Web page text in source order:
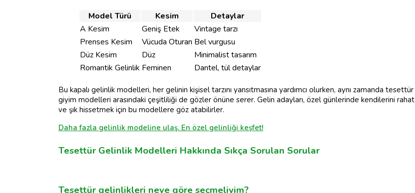
Model Türü Kesim
Detaylar
A Kesim
Geniş Etek
Vintage tarzı
Prenses Kesim
Vücuda Oturan Bel vurgusu
Düz Kesim
Düz
Minimalist tasarım
Romantik Gelinlik Feminen Dantel, tül detaylar
Bu kapalı gelinlik modelleri, her gelinin kişisel tarzını yansıtmasına yardımcı olurken, aynı zamanda tesettür
giyim modelleri arasındaki çeşitliliği de gözler önüne serer. Gelin adayları, özel günlerinde kendilerini rahat
ve şık hissetmek için bu modellere göz atabilirler.
Daha fazla gelinlik modeline ulaş. En özel gelinliği keşfet!
Tesettür Gelinlik Modelleri Hakkında Sıkça Sorulan Sorular
Tesettür gelinlikleri neye göre seçmeliyim?